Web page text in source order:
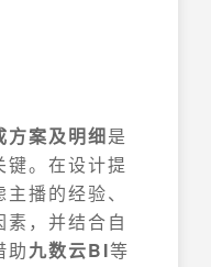
方案及明细是
键。在设计提
播的经验、
，并结合自
助九数云BI等